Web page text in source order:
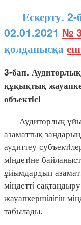
Ескерту. 2-
02.01.2021 №
қолданысқа
3-бап.
құқықтық
объектiсi
Аудиторлық
азаматтық
аудиттеу
мiндетiне
ұйымдардың
мiндеттi
жауапкершiлiгiн
табылады.